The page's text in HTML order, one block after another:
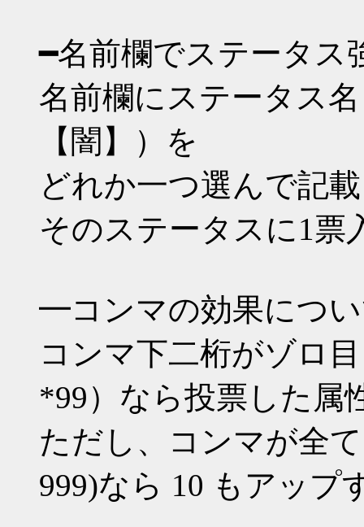
━名前欄でステータ
名前欄にステータス
【闇】）を
どれか一つ選んで記
そのステータスに1票
━コンマの効果につ
コンマ下二桁がゾロ
*99）なら投票した属
ただし、コンマが全
999)なら 10 もアップ